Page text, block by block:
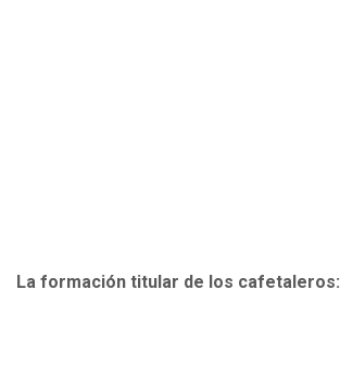
La formación titular de los cafetaleros: